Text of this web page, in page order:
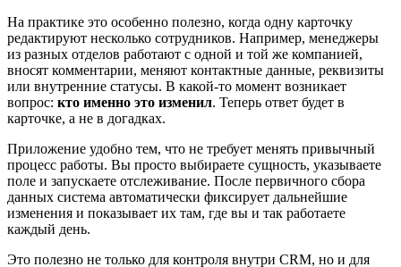
На практике это особенно полезно, когда одну карточку
редактируют несколько сотрудников. Например, менеджеры
из разных отделов работают с одной и той же компанией,
вносят комментарии, меняют контактные данные, реквизиты
или внутренние статусы. В какой-то момент возникает
вопрос: кто именно это изменил. Теперь ответ будет в
карточке, а не в догадках.
Приложение удобно тем, что не требует менять привычный
процесс работы. Вы просто выбираете сущность, указываете
поле и запускаете отслеживание. После первичного сбора
данных система автоматически фиксирует дальнейшие
изменения и показывает их там, где вы и так работаете
каждый день.
Это полезно не только для контроля внутри CRM, но и для